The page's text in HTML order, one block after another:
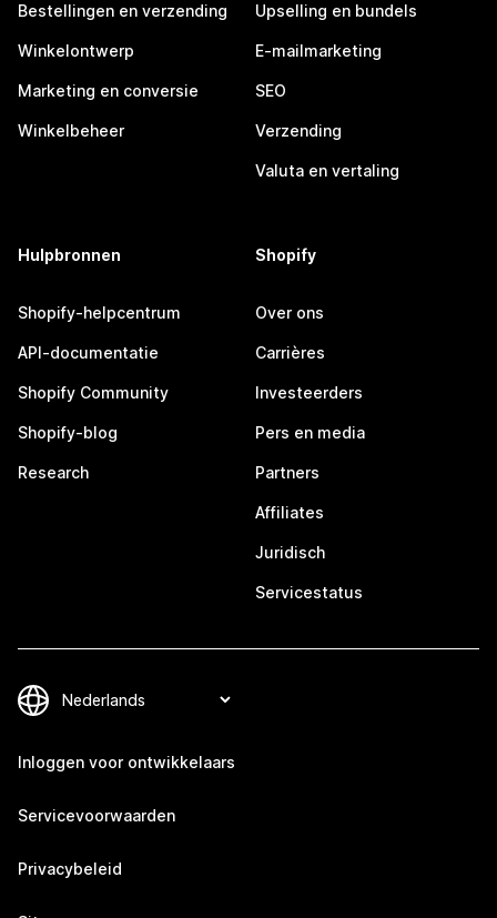
Bestellingen en verzending
Winkelontwerp
Marketing en conversie
Winkelbeheer
Upselling en bundels
E-mailmarketing
SEO
Verzending
Valuta en vertaling
Hulpbronnen
Shopify-helpcentrum
API-documentatie
Shopify Community
Shopify-blog
Research
Shopify
Over ons
Carrières
Investeerders
Pers en media
Partners
Affiliates
Juridisch
Servicestatus
Inloggen voor ontwikkelaars
Servicevoorwaarden
Privacybeleid